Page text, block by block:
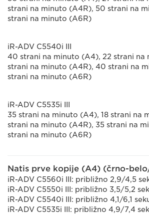
strani na minuto (A4R), 50 strani na
strani na minuto (A6R)
iR-ADV C5540i III
40 strani na minuto (A4), 22 strani na
strani na minuto (A4R), 40 strani na
strani na minuto (A6R)
iR-ADV C5535i III
35 strani na minuto (A4), 18 strani na
strani na minuto (A4R), 35 strani na
strani na minuto (A6R)
Natis prve kopije (A4) (črno-
iR-ADV C5560i III: približno 2,9/4,5
iR-ADV C5550i III: približno 3,5/5,2
iR-ADV C5540i III: približno 4,1/6,1
iR-ADV C5535i III: približno 4,9/7,4